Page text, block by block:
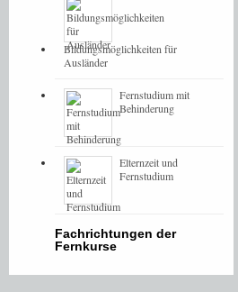
Bildungsmöglichkeiten für
Ausländer
Fernstudium mit
Behinderung
Elternzeit und
Fernstudium
Fachrichtungen der
Fernkurse